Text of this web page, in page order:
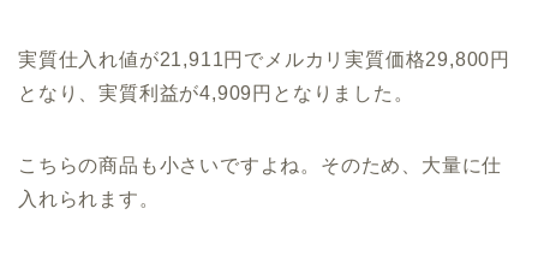
実質仕入れ値が21,911円でメルカリ実質価格29,800円
となり、実質利益が4,909円となりました。
こちらの商品も小さいですよね。そのため、大量に仕
入れられます。